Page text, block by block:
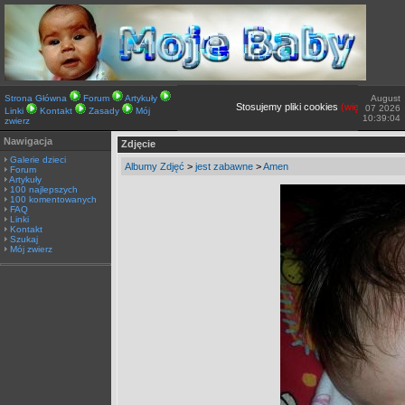
Strona Główna Forum
Artykuły
Linki
Kontakt Zasady
Mój
zwierz
Stosujemy pliki cookies(więcej TUTAJ).
August
07 2026
10:39:04
Nawigacja
Galerie dzieci
Forum
Artykuły
100 najlepszych
100 komentowanych
FAQ
Linki
Kontakt
Szukaj
Mój zwierz
Zdjęcie
Albumy Zdjęć > jest zabawne >Amen